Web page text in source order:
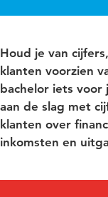
Houd je van
klanten voorzien
bachelor iets voor
aan de slag met
klanten over
inkomsten en